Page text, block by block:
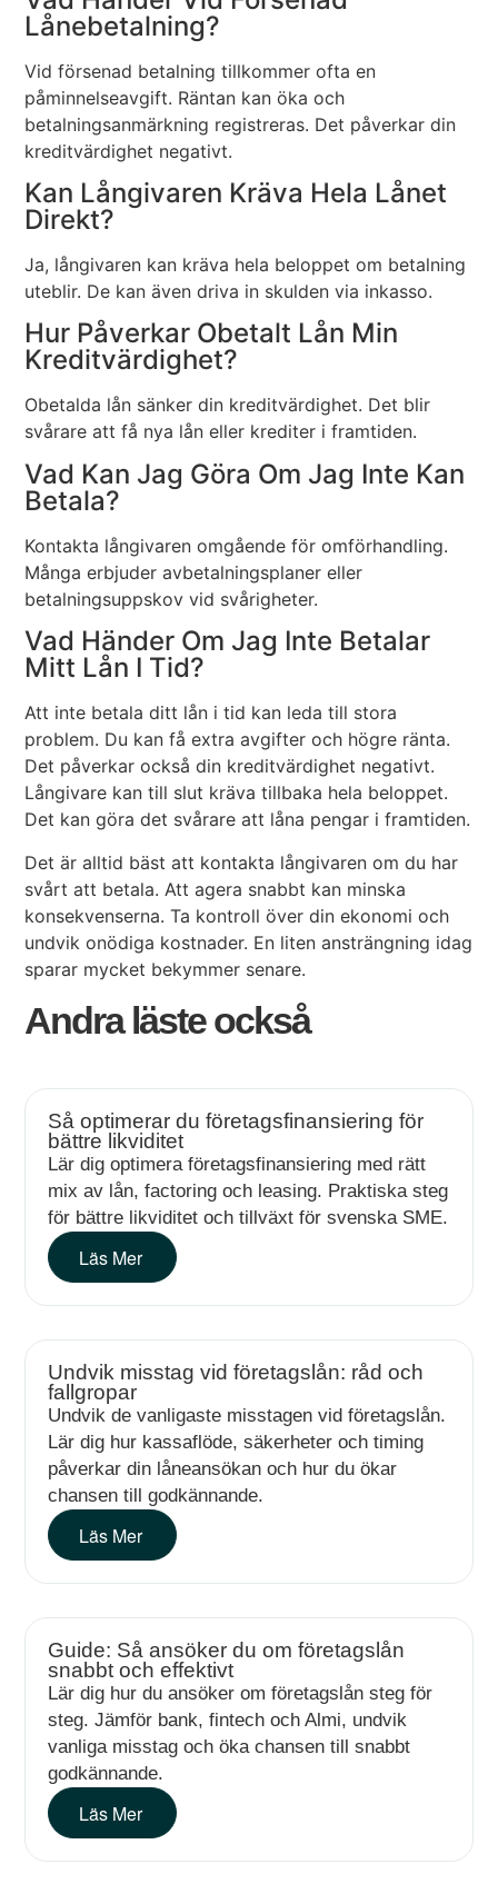
Lånebetalning?
Vid försenad betalning tillkommer ofta en
påminnelseavgift. Räntan kan öka och
betalningsanmärkning registreras. Det påverkar din
kreditvärdighet negativt.
Kan Långivaren Kräva Hela Lånet
Direkt?
Ja, långivaren kan kräva hela beloppet om betalning
uteblir. De kan även driva in skulden via inkasso.
Hur Påverkar Obetalt Lån Min
Kreditvärdighet?
Obetalda lån sänker din kreditvärdighet. Det blir
svårare att få nya lån eller krediter i framtiden.
Vad Kan Jag Göra Om Jag Inte Kan
Betala?
Kontakta långivaren omgående för omförhandling.
Många erbjuder avbetalningsplaner eller
betalningsuppskov vid svårigheter.
Vad Händer Om Jag Inte Betalar
Mitt Lån I Tid?
Att inte betala ditt lån i tid kan leda till stora
problem. Du kan få extra avgifter och högre ränta.
Det påverkar också din kreditvärdighet negativt.
Långivare kan till slut kräva tillbaka hela beloppet.
Det kan göra det svårare att låna pengar i framtiden.
Det är alltid bäst att kontakta långivaren om du har
svårt att betala. Att agera snabbt kan minska
konsekvenserna. Ta kontroll över din ekonomi och
undvik onödiga kostnader. En liten ansträngning idag
sparar mycket bekymmer senare.
Andra läste också
Så optimerar du företagsfinansiering för
bättre likviditet
Lär dig optimera företagsfinansiering med rätt
mix av lån, factoring och leasing. Praktiska steg
för bättre likviditet och tillväxt för svenska SME.
Läs Mer
Undvik misstag vid företagslån: råd och
fallgropar
Undvik de vanligaste misstagen vid företagslån.
Lär dig hur kassaflöde, säkerheter och timing
påverkar din låneansökan och hur du ökar
chansen till godkännande.
Läs Mer
Guide: Så ansöker du om företagslån
snabbt och effektivt
Lär dig hur du ansöker om företagslån steg för
steg. Jämför bank, fintech och Almi, undvik
vanliga misstag och öka chansen till snabbt
godkännande.
Läs Mer